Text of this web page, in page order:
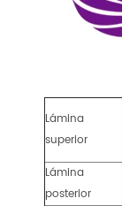
Lámina
superior
Lámina
posterior